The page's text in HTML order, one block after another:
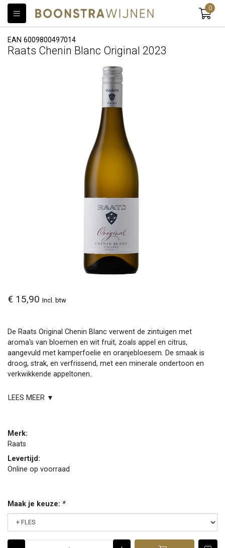
0
EAN 6009800497014
Raats Chenin Blanc Original 2023
€ 15,90 Incl. btw
De Raats Original Chenin Blanc verwent de zintuigen met
aroma's van bloemen en wit fruit, zoals appel en citrus,
aangevuld met kamperfoelie en oranjebloesem. De smaak is
droog, strak, en verfrissend, met een minerale ondertoon en
verkwikkende appeltonen..
LEES MEER ▼
Merk:
Raats
Levertijd:
Online op voorraad
Maak je keuze: *